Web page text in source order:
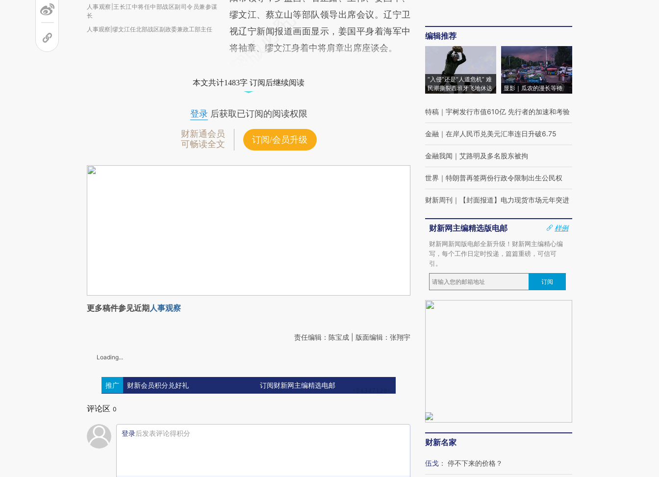
人事观察|王长江中将任中部战区副司令员兼参谋
长
人事观察|缪文江任北部战区副政委兼政工部主任
缪文江、蔡立山等部队领导出席会议。辽宁卫
视辽宁新闻报道画面显示，姜国平身着海军中
将袖章、缪文江身着中将肩章出席座谈会。
本文共计1483字 订阅后继续阅读
登录后获取已订阅的阅读权限
财新通会员
可畅读全文
订阅/会员升级
更多稿件参见近期人事观察
责任编辑：陈宝成 | 版面编辑：张翔宇
Loading...
推广 财新会员积分兑好礼 订阅财新网主编精选电邮
评论区 0
登录后发表评论得积分
编辑推荐
“入侵”还是“人道危机” 难
民潮撕裂西班牙飞地休达
显影｜瓜农的漫长等待
特稿 ｜ 宇树发行市值610亿 先行者的加速和考验
金融 ｜ 在岸人民币兑美元汇率连日升破6.75
金融我闻 ｜ 艾路明及多名股东被拘
世界 ｜ 特朗普再签两份行政令限制出生公民权
财新周刊 ｜ 【封面报道】电力现货市场元年突进
财新网主编精选版电邮
样例
财新网新闻版电邮全新升级！财新网主编精心编
写，每个工作日定时投递，篇篇重磅，可信可
引。
订阅
财新名家
伍戈 ： 停不下来的价格？